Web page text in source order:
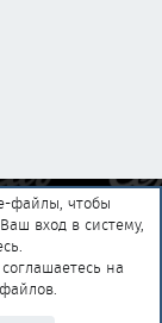
R
файлы, чтобы
вход в систему,
на